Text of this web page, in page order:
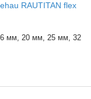
RAUTITAN flex
мм, 20 мм, 25 мм, 32